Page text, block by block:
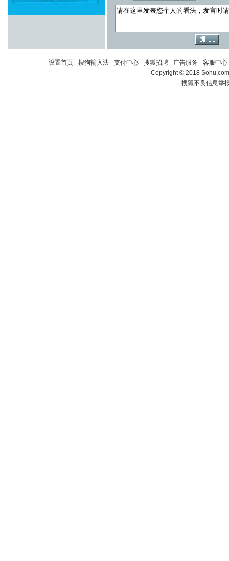
设置首页 - 搜狗输入法 - 支付中心 - 搜狐招聘 - 广告服务 - 客服中心
Copyright©2018
搜狐不良信息举